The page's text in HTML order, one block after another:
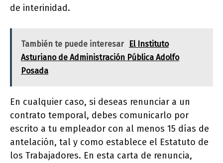
de interinidad.
También te puede interesar
El Instituto
Asturiano de Administración Pública Adolfo
Posada
En cualquier caso, si deseas renunciar a un
contrato temporal, debes comunicarlo por
escrito a tu empleador con al menos 15 días de
antelación, tal y como establece el Estatuto de
los Trabajadores. En esta carta de renuncia,